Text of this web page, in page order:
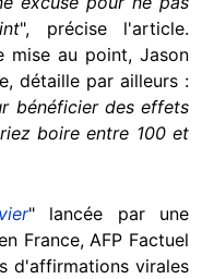
", précise l'article.
mise au point, Jason
détaille par ailleurs :
bénéficier des effets
boire entre 100 et
" lancée par une
France, AFP Factuel
d'affirmations virales